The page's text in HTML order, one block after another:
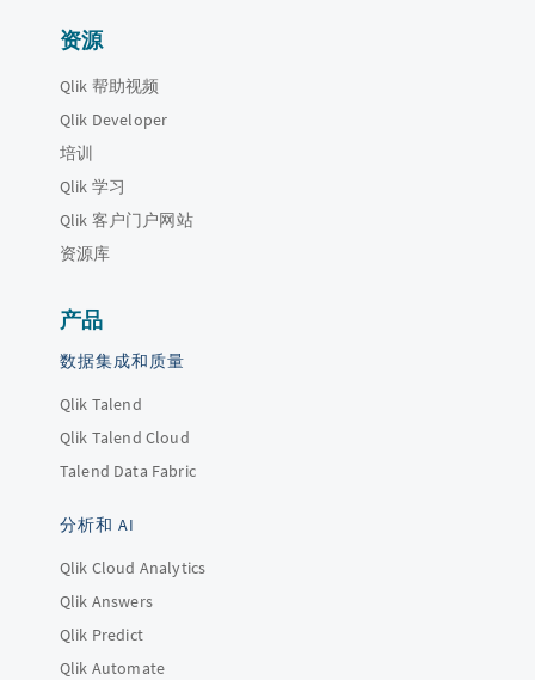
资源
Qlik 帮助视频
Qlik Developer
培训
Qlik 学习
Qlik 客户门户网站
资源库
产品
数据集成和质量
Qlik Talend
Qlik Talend Cloud
Talend Data Fabric
分析和 AI
Qlik Cloud Analytics
Qlik Answers
Qlik Predict
Qlik Automate